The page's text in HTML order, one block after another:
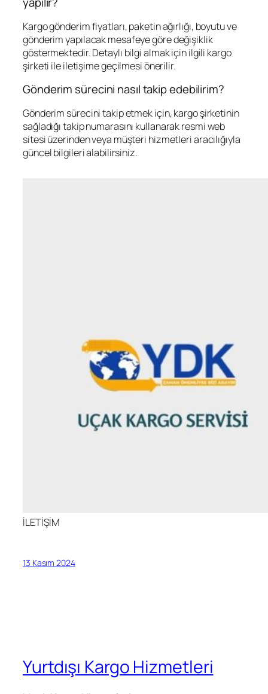
Kargo gönderim fiyatları, paketin ağırlığı, boyutu ve
gönderim yapılacak mesafeye göre değişiklik
göstermektedir. Detaylı bilgi almak için ilgili kargo
şirketi ile iletişime geçilmesi önerilir.
Gönderim sürecini nasıl takip edebilirim?
Gönderim sürecini takip etmek için, kargo şirketinin
sağladığı takip numarasını kullanarak resmi web
sitesi üzerinden veya müşteri hizmetleri aracılığıyla
güncel bilgileri alabilirsiniz.
İLETİŞİM
13 Kasım 2024
Yurtdışı Kargo Hizmetleri